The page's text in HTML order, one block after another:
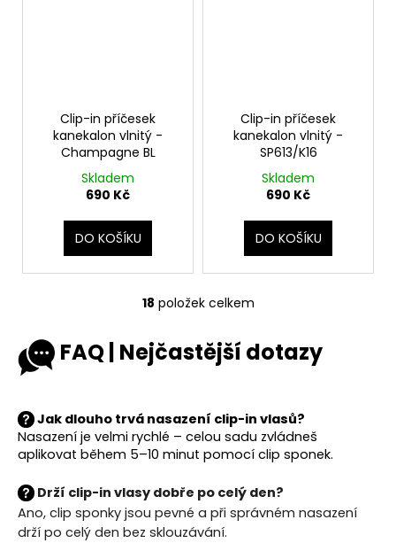
Clip-in příčesek
kanekalon vlnitý -
Champagne BL
Skladem
690 Kč
DO KOŠÍKU
Clip-in příčesek
kanekalon vlnitý -
SP613/K16
Skladem
690 Kč
DO KOŠÍKU
O
l
a
c
í
p
r
v
k
18 položek celkem
FAQ | Nejčastější dotazy
Jak dlouho trvá nasazení clip-in vlasů?
Nasazení je velmi rychlé – celou sadu zvládneš
aplikovat během 5–10 minut pomocí clip sponek.
Drží clip-in vlasy dobře po celý den?
Ano, clip sponky jsou pevné a při správném nasazení
drží po celý den bez sklouzávání.